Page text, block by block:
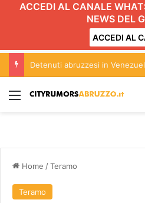
ACCEDI AL CANALE
NEWS DEL
ACCEDI AL
Menu
Home /Teramo
Teramo